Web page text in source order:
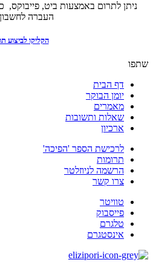
ניתן לתרום באמצעות ביט,
העברה
הקליקו לביצוע
שתפו
דף הבית
יומן הבוקר
מאמרים
שאלות ותשובות
ארכיון
לרכישת הספר 'הפיכה'
תרומות
הרשמה לניוזלטר
צרו קשר
טוויטר
פייסבוק
טלגרם
אינסטגרם